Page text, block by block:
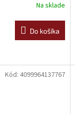
Na sklade
Do košíka
Kód: 4099964137767